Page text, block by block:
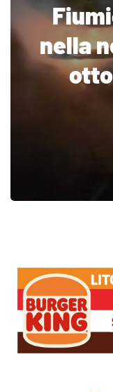
nella